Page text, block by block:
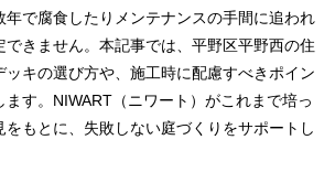
年で腐食したりメンテナンスの手間に追われ
できません。本記事では、平野区平野西の住
キの選び方や、施工時に配慮すべきポイン
ます。NIWART（ニワート）がこれまで培っ
もとに、失敗しない庭づくりをサポートし